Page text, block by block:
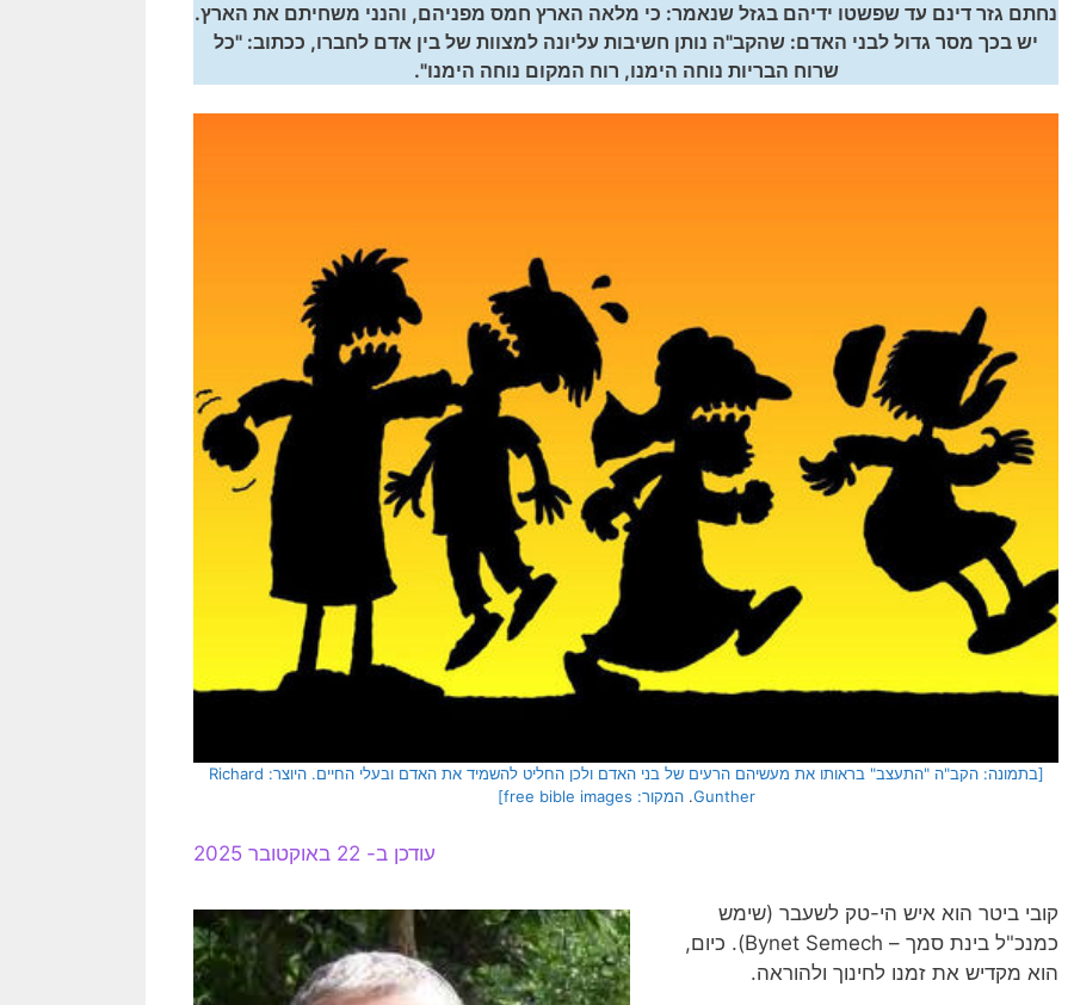
נחתם גזר דינם עד שפשטו ידיהם בגזל שנאמר: כי מלאה הארץ חמס מפניהם, והנני משחיתם את הארץ.
יש בכך מסר גדול לבני האדם: שהקב"ה נותן חשיבות עליונה למצוות של בין אדם לחברו, ככתוב: "כל
שרוח הבריות נוחה הימנו, רוח המקום נוחה הימנו".
[בתמונה: הקב"ה "התעצב" בראותו את מעשיהם הרעים של בני האדם ולכן החליט להשמיד את האדם ובעלי החיים. היוצר: Richard
Gunther
.המקור: free bible images]
עודכן ב- 22 באוקטובר 2025
קובי ביטר הוא איש הי-טק לשעבר (שימש
כ‏מנכ"ל‏ בינת סמך – Bynet Semech). כיום,
הוא מקדיש את זמנו לחינוך ולהוראה.